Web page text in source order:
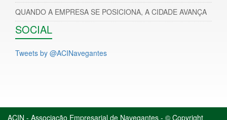
QUANDO A EMPRESA SE POSICIONA, A CIDADE AVANÇA
SOCIAL
Tweets by @ACINavegantes
ACIN - Associação Empresarial de Navegantes - © Copyright